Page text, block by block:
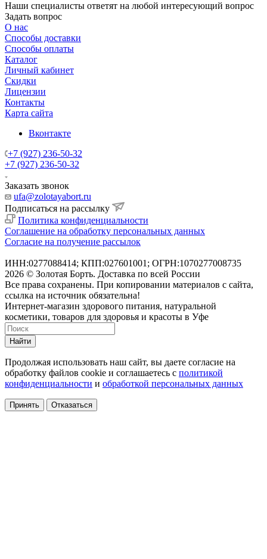
Наши специалисты ответят на любой интересующий вопрос
Задать вопрос
О нас
Способы доставки
Способы оплаты
Каталог
Личный кабинет
Скидки
Лицензии
Контакты
Карта сайта
Вконтакте
+7 (927) 236-50-32
+7 (927) 236-50-32
Заказать звонок
ufa@zolotayabort.ru
Подписаться на рассылку
Политика конфиденциальности
Соглашение на обработку персональных данных
Согласие на получение рассылок
ИНН:0277088414; КПП:027601001; ОГРН:1070277008735
2026 © Золотая Борть. Доставка по всей России
Все права сохранены. При копировании материалов с сайта,
ссылка на источник обязательна!
Интернет-магазин здорового питания, натуральной
косметики, товаров для здоровья и красоты в Уфе
Найти
Продолжая использовать наш сайт, вы даете согласие на
обработку файлов cookie и соглашаетесь с политикой
конфиденциальности и обработкой персональных данных
Принять Отказаться